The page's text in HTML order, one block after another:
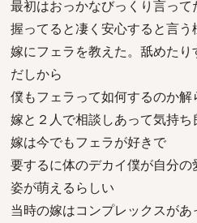
最初はおっかなびっくり言って
握ってると凄く安心すると言う
嫁にフェラを教えた。舐めた
だしから
僕もフェラって如何するのか
嫁と２人で相談しあって気持ち
嫁は今でもフェラが好きで
要するに体のデカイ僕が自分
姿が萌えるらしい
当時の嫁はコンプレックスが